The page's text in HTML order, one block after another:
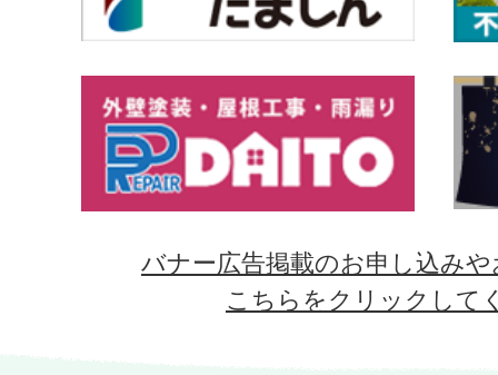
バナー広告掲載のお申し込み
こちらをクリックして